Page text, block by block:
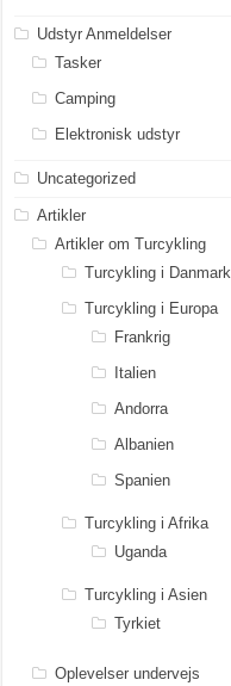
Udstyr Anmeldelser
Tasker
Camping
Elektronisk udstyr
Uncategorized
Artikler
Artikler om Turcykling
Turcykling i Danmark
Turcykling i Europa
Frankrig
Italien
Andorra
Albanien
Spanien
Turcykling i Afrika
Uganda
Turcykling i Asien
Tyrkiet
Oplevelser undervejs